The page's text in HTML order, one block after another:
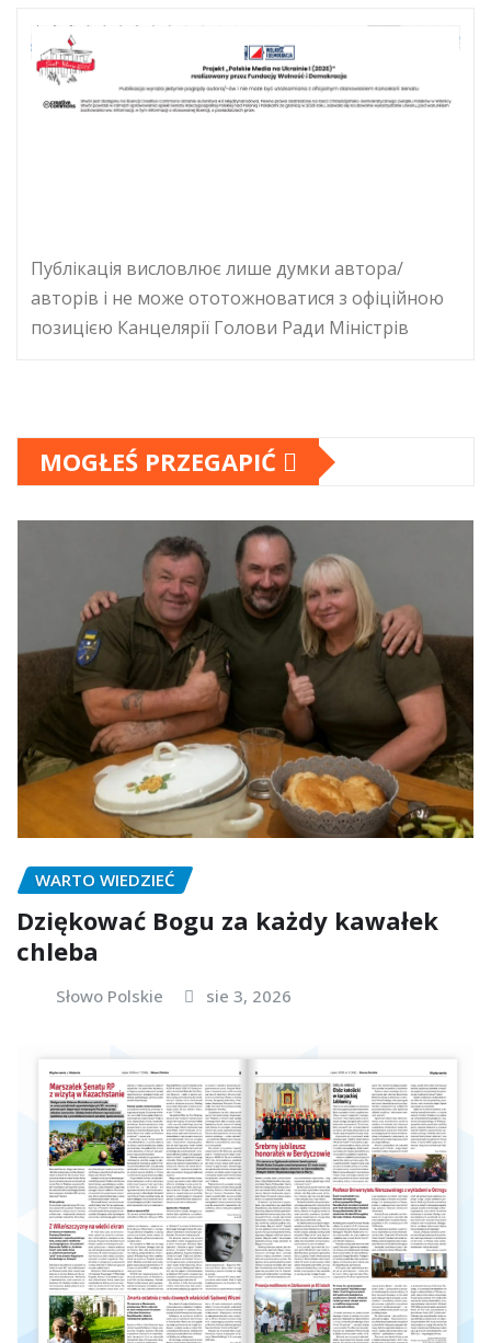
Публікація висловлює лише думки автора/
авторів і не може ототожноватися з офіційною
позицією Канцелярії Голови Ради Міністрів
MOGŁEŚ PRZEGAPIĆ
WARTO WIEDZIEĆ
Dziękować Bogu za każdy kawałek
chleba
Słowo Polskie sie 3, 2026